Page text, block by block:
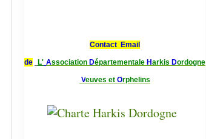
Contact Email
de L' Association Départementale Harkis Dordogne
Veuves et Orphelins